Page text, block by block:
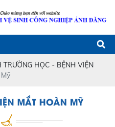
TRƯỜNG HỌC - BỆNH VIỆN
MẮT HOÀN MỸ